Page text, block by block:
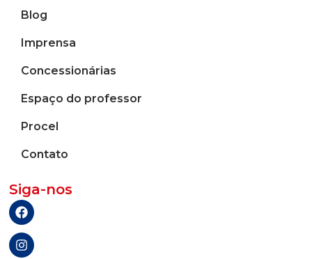
Blog
Imprensa
Concessionárias
Espaço do professor
Procel
Contato
Siga-nos